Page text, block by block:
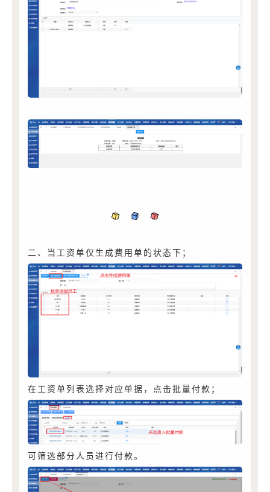
二、当工资单仅生成费用单的状态下；
在工资单列表选择对应单据，点击批量付款；
可筛选部分人员进行付款。